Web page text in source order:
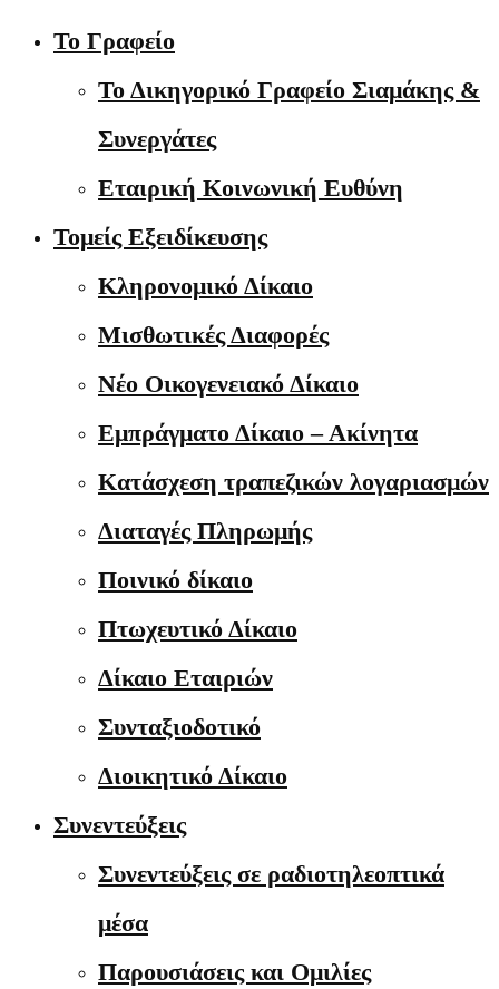
Το Γραφείο
Το Δικηγορικό Γραφείο Σιαμάκης &
Συνεργάτες
Εταιρική Κοινωνική Ευθύνη
Τομείς Εξειδίκευσης
Κληρονομικό Δίκαιο
Μισθωτικές Διαφορές
Νέο Οικογενειακό Δίκαιο
Εμπράγματο Δίκαιο – Ακίνητα
Κατάσχεση τραπεζικών λογαριασμών
Διαταγές Πληρωμής
Ποινικό δίκαιο
Πτωχευτικό Δίκαιο
Δίκαιο Εταιριών
Συνταξιοδοτικό
Διοικητικό Δίκαιο
Συνεντεύξεις
Συνεντεύξεις σε ραδιοτηλεοπτικά
μέσα
Παρουσιάσεις και Ομιλίες